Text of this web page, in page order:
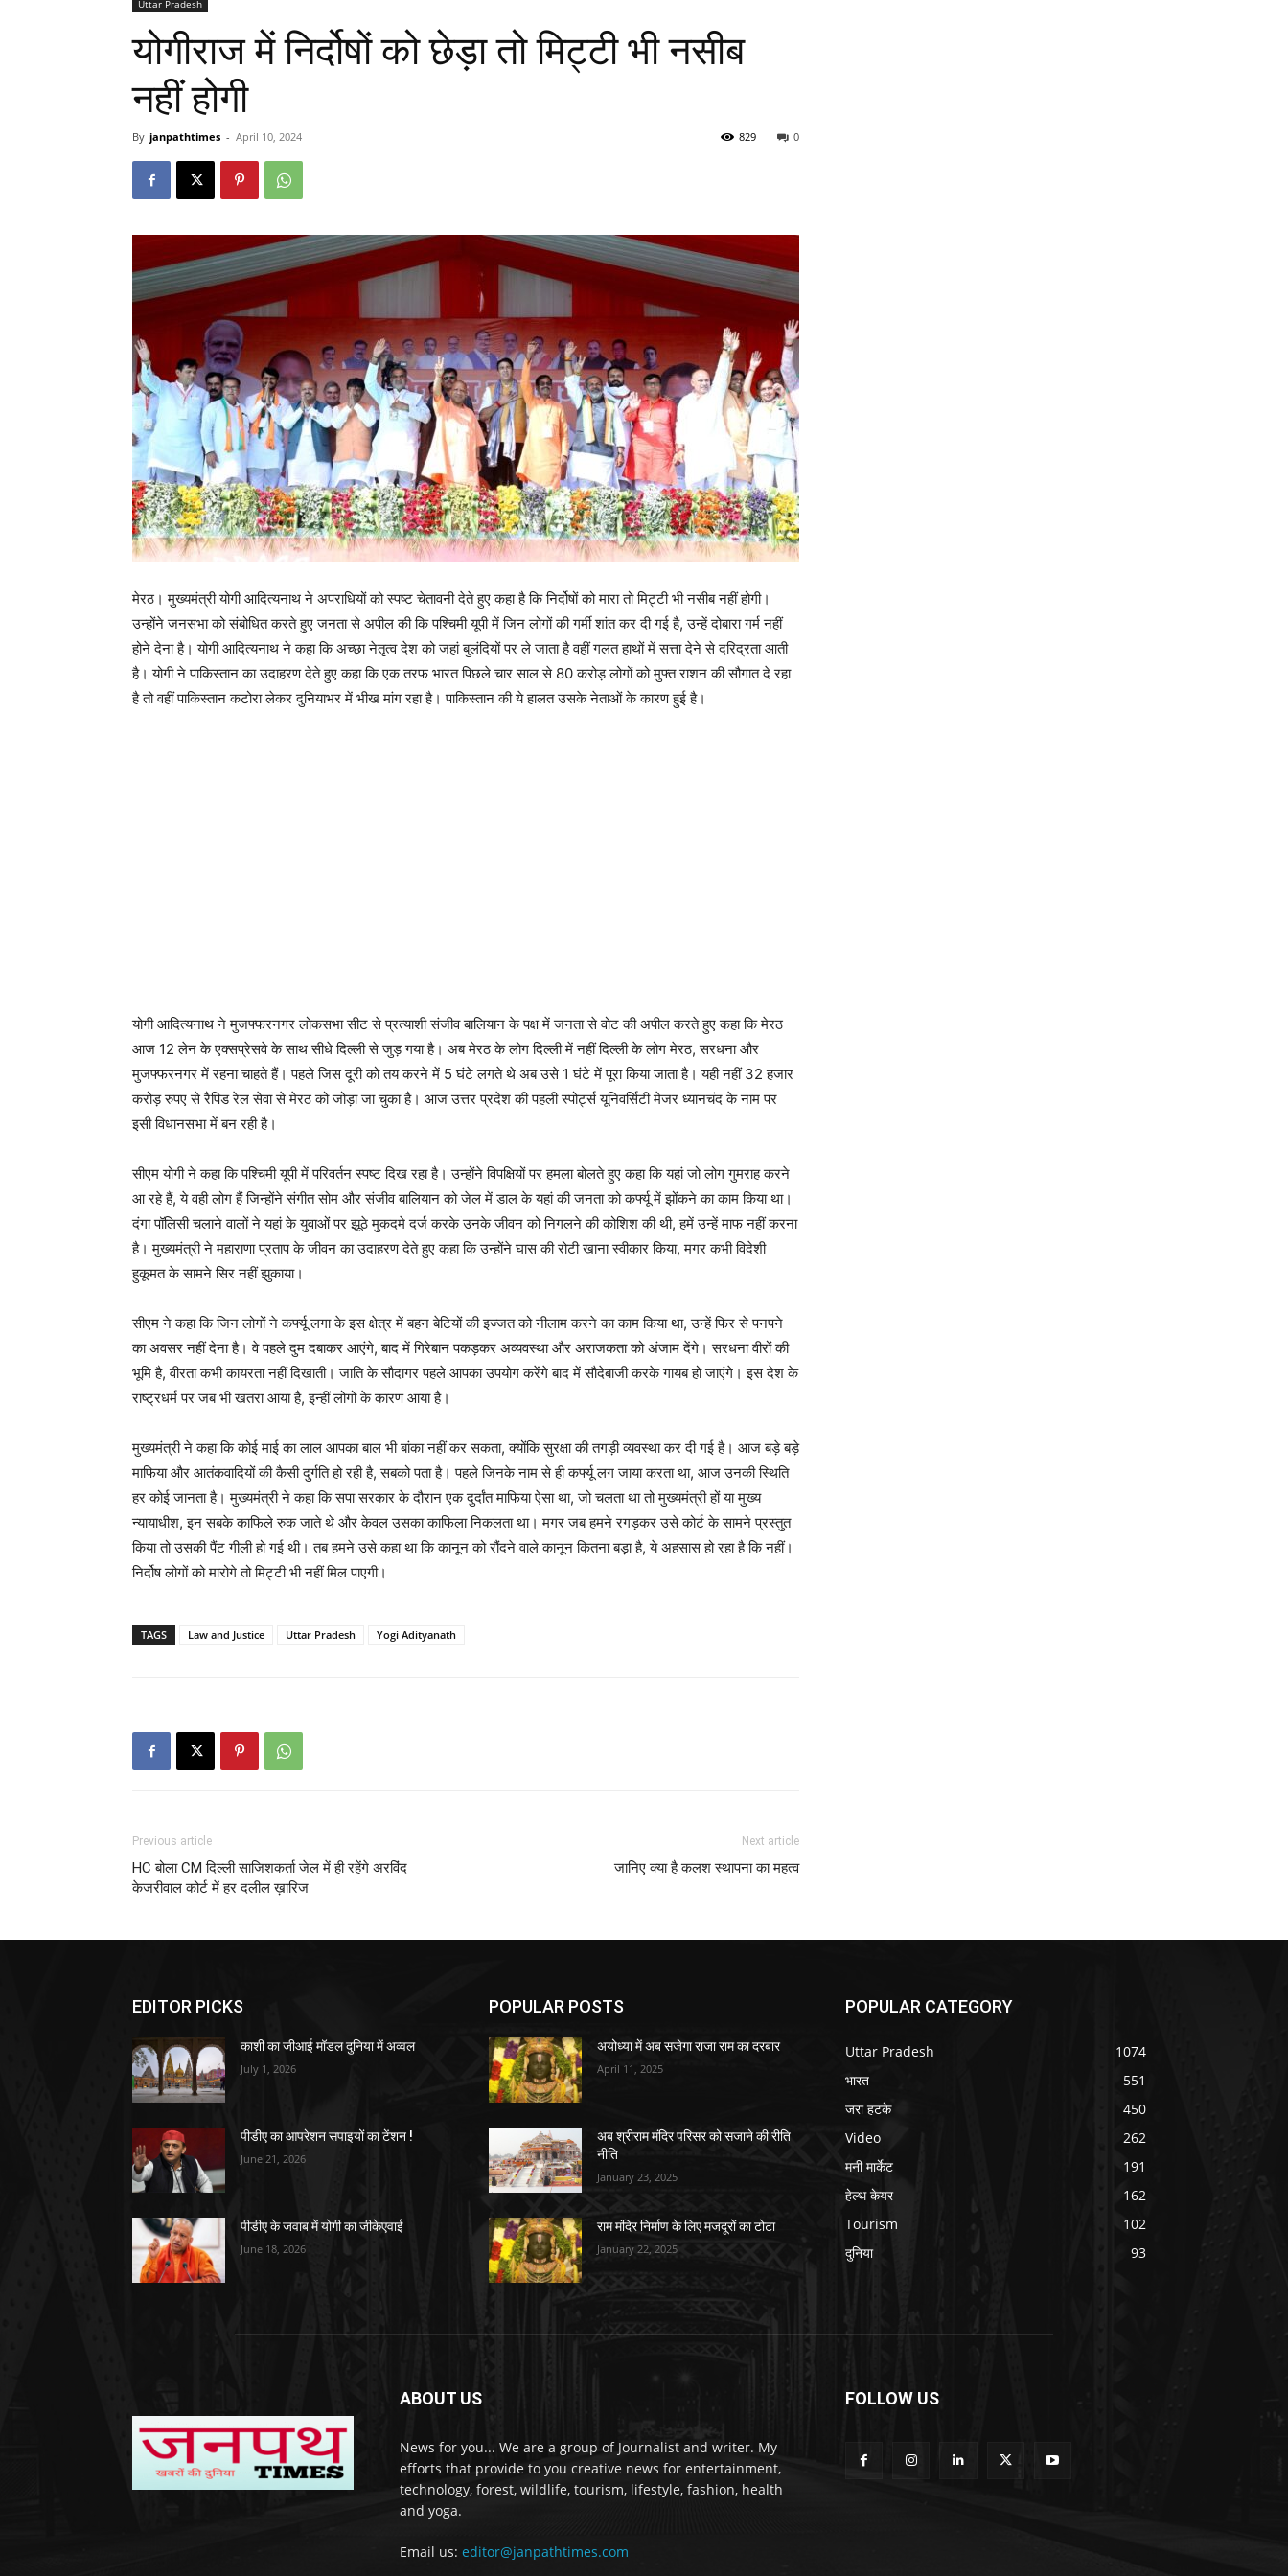
Uttar Pradesh
योगीराज में निर्दोषों को छेड़ा तो मिट्टी भी नसीब
नहीं होगी
By janpathtimes - April 10, 2024 0
829
मेरठ। मुख्यमंत्री योगी आदित्यनाथ ने अपराधियों को स्पष्ट चेतावनी देते हुए कहा है कि निर्दोषों को मारा तो मिट्टी भी नसीब नहीं होगी।
उन्होंने जनसभा को संबोधित करते हुए जनता से अपील की कि पश्चिमी यूपी में जिन लोगों की गर्मी शांत कर दी गई है, उन्हें दोबारा गर्म नहीं
होने देना है। योगी आदित्यनाथ ने कहा कि अच्छा नेतृत्व देश को जहां बुलंदियों पर ले जाता है वहीं गलत हाथों में सत्ता देने से दरिद्रता आती
है। योगी ने पाकिस्तान का उदाहरण देते हुए कहा कि एक तरफ भारत पिछले चार साल से 80 करोड़ लोगों को मुफ्त राशन की सौगात दे रहा
है तो वहीं पाकिस्तान कटोरा लेकर दुनियाभर में भीख मांग रहा है। पाकिस्तान की ये हालत उसके नेताओं के कारण हुई है।
योगी आदित्यनाथ ने मुजफ्फरनगर लोकसभा सीट से प्रत्याशी संजीव बालियान के पक्ष में जनता से वोट की अपील करते हुए कहा कि मेरठ
आज 12 लेन के एक्सप्रेसवे के साथ सीधे दिल्ली से जुड़ गया है। अब मेरठ के लोग दिल्ली में नहीं दिल्ली के लोग मेरठ, सरधना और
मुजफ्फरनगर में रहना चाहते हैं। पहले जिस दूरी को तय करने में 5 घंटे लगते थे अब उसे 1 घंटे में पूरा किया जाता है। यही नहीं 32 हजार
करोड़ रुपए से रैपिड रेल सेवा से मेरठ को जोड़ा जा चुका है। आज उत्तर प्रदेश की पहली स्पोर्ट्स यूनिवर्सिटी मेजर ध्यानचंद के नाम पर
इसी विधानसभा में बन रही है।
सीएम योगी ने कहा कि पश्चिमी यूपी में परिवर्तन स्पष्ट दिख रहा है। उन्होंने विपक्षियों पर हमला बोलते हुए कहा कि यहां जो लोग गुमराह करने
आ रहे हैं, ये वही लोग हैं जिन्होंने संगीत सोम और संजीव बालियान को जेल में डाल के यहां की जनता को कर्फ्यू में झोंकने का काम किया था।
दंगा पॉलिसी चलाने वालों ने यहां के युवाओं पर झूठे मुकदमे दर्ज करके उनके जीवन को निगलने की कोशिश की थी, हमें उन्हें माफ नहीं करना
है। मुख्यमंत्री ने महाराणा प्रताप के जीवन का उदाहरण देते हुए कहा कि उन्होंने घास की रोटी खाना स्वीकार किया, मगर कभी विदेशी
हुकूमत के सामने सिर नहीं झुकाया।
सीएम ने कहा कि जिन लोगों ने कर्फ्यू लगा के इस क्षेत्र में बहन बेटियों की इज्जत को नीलाम करने का काम किया था, उन्हें फिर से पनपने
का अवसर नहीं देना है। वे पहले दुम दबाकर आएंगे, बाद में गिरेबान पकड़कर अव्यवस्था और अराजकता को अंजाम देंगे। सरधना वीरों की
भूमि है, वीरता कभी कायरता नहीं दिखाती। जाति के सौदागर पहले आपका उपयोग करेंगे बाद में सौदेबाजी करके गायब हो जाएंगे। इस देश के
राष्ट्रधर्म पर जब भी खतरा आया है, इन्हीं लोगों के कारण आया है।
मुख्यमंत्री ने कहा कि कोई माई का लाल आपका बाल भी बांका नहीं कर सकता, क्योंकि सुरक्षा की तगड़ी व्यवस्था कर दी गई है। आज बड़े बड़े
माफिया और आतंकवादियों की कैसी दुर्गति हो रही है, सबको पता है। पहले जिनके नाम से ही कर्फ्यू लग जाया करता था, आज उनकी स्थिति
हर कोई जानता है। मुख्यमंत्री ने कहा कि सपा सरकार के दौरान एक दुर्दांत माफिया ऐसा था, जो चलता था तो मुख्यमंत्री हों या मुख्य
न्यायाधीश, इन सबके काफिले रुक जाते थे और केवल उसका काफिला निकलता था। मगर जब हमने रगड़कर उसे कोर्ट के सामने प्रस्तुत
किया तो उसकी पैंट गीली हो गई थी। तब हमने उसे कहा था कि कानून को रौंदने वाले कानून कितना बड़ा है, ये अहसास हो रहा है कि नहीं।
निर्दोष लोगों को मारोगे तो मिट्टी भी नहीं मिल पाएगी।
TAGS Law and Justice Uttar Pradesh Yogi Adityanath
Previous article
HC बोला CM दिल्ली साजिशकर्ता जेल में ही रहेंगे अरविंद
केजरीवाल कोर्ट में हर दलील ख़ारिज
Next article
जानिए क्या है कलश स्थापना का महत्व
EDITOR PICKS
काशी का जीआई मॉडल दुनिया में अव्वल
July 1, 2026
पीडीए का आपरेशन सपाइयों का टेंशन !
June 21, 2026
पीडीए के जवाब में योगी का जीकेएवाई
June 18, 2026
POPULAR POSTS
अयोध्या में अब सजेगा राजा राम का दरबार
April 11, 2025
अब श्रीराम मंदिर परिसर को सजाने की रीति
नीति
January 23, 2025
राम मंदिर निर्माण के लिए मजदूरों का टोटा
January 22, 2025
POPULAR CATEGORY
Uttar Pradesh
1074
भारत
551
जरा हटके
450
Video
262
मनी मार्केट
191
हेल्थ केयर
162
Tourism
102
दुनिया
93
ABOUT US
News for you... We are a group of Journalist and writer. My
efforts that provide to you creative news for entertainment,
technology, forest, wildlife, tourism, lifestyle, fashion, health
and yoga.
Email us: editor@janpathtimes.com
FOLLOW US